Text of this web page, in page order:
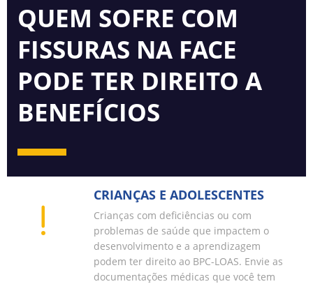
QUEM SOFRE COM
FISSURAS NA FACE
PODE TER DIREITO A
BENEFÍCIOS
CRIANÇAS E ADOLESCENTES
Crianças com deficiências ou com
problemas de saúde que impactem o
desenvolvimento e a aprendizagem
podem ter direito ao BPC-LOAS. Envie as
documentações médicas que você tem